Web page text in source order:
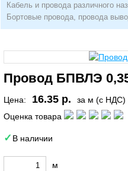
Кабель и провода различного
Бортовые провода, провода
Провод БПВЛЭ
Цена: 16.35 р.
за м (с НДС)
Оценка товара
В наличии
м